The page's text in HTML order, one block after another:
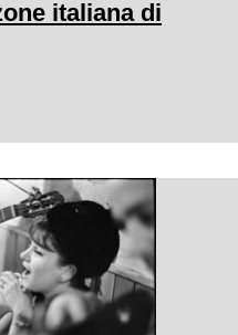
italiana di